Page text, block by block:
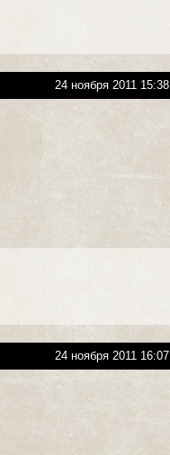
24 ноября 2011 15:38
24 ноября 2011 16:07